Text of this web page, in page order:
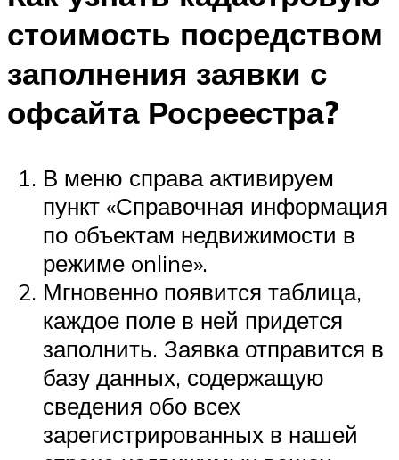
стоимость посредством
заполнения заявки с
офсайта Росреестра?
В меню справа активируем
пункт «Справочная информация
по объектам недвижимости в
режиме online».
Мгновенно появится таблица,
каждое поле в ней придется
заполнить. Заявка отправится в
базу данных, содержащую
сведения обо всех
зарегистрированных в нашей